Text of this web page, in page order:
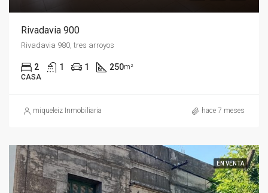
Rivadavia 900
Rivadavia 980, tres arroyos
2 1 1 250m²
CASA
miqueleiz Inmobiliaria hace 7 meses
EN VENTA